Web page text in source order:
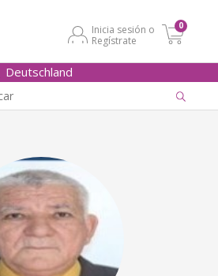
Inicia sesión o
Regístrate
0
Deutschland